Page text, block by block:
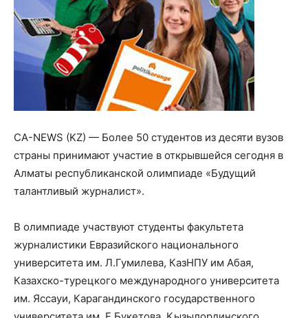
CA-NEWS (KZ) — Более 50 студентов из десяти вузов
страны принимают участие в открывшейся сегодня в
Алматы республиканской олимпиаде «Будущий
талантливый журналист».
В олимпиаде участвуют студенты факультета
журналистики Евразийского национального
университета им. Л.Гумилева, КазНПУ им Абая,
Казахско-турецкого международного университета
им. Яссауи, Карагандинского государственного